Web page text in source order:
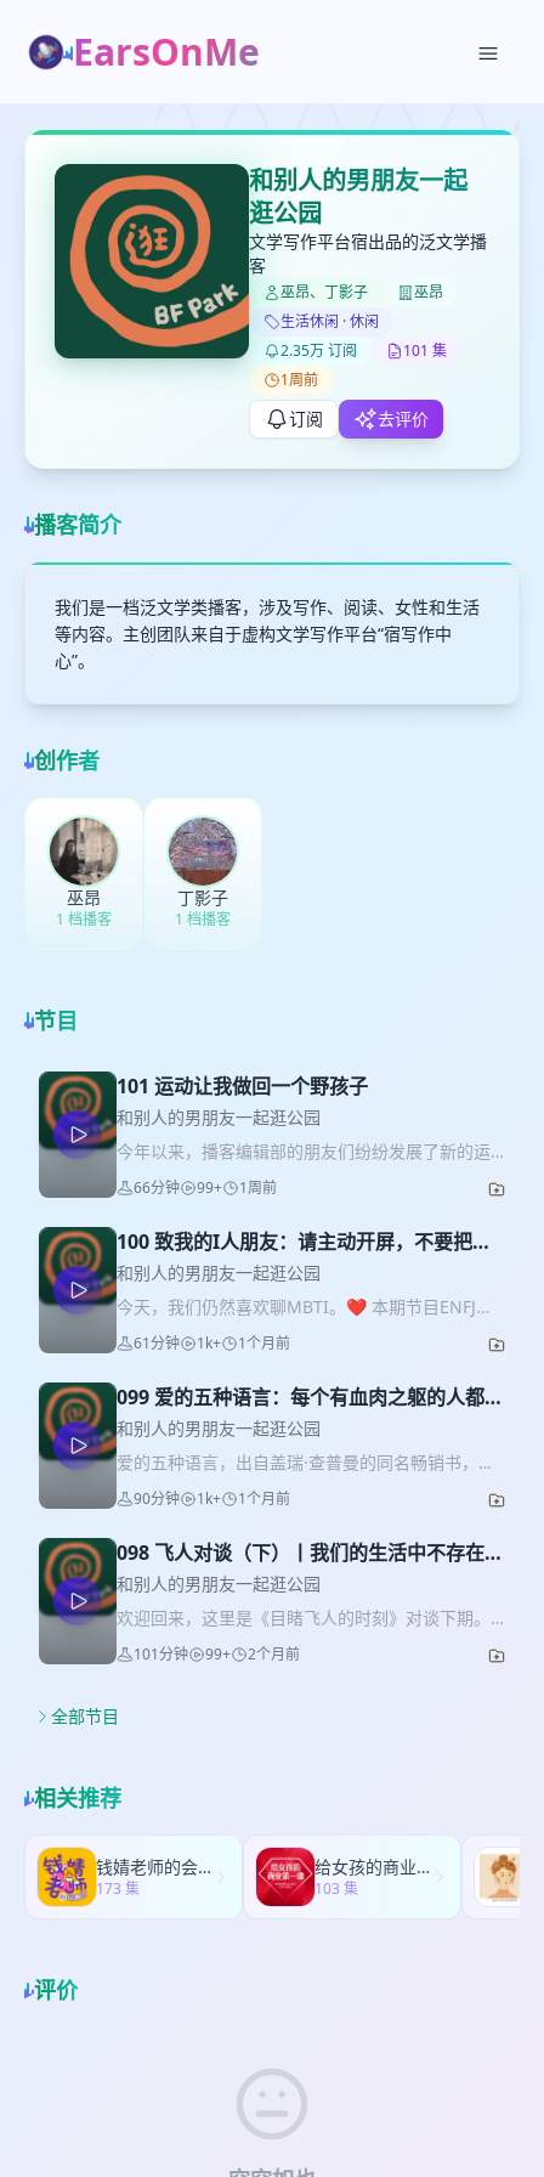
EarsOnMe
和别人的男朋友一起
逛公园
文学写作平台宿出品的泛文学播
客
巫昂、丁影子
巫昂
生活休闲 · 休闲
2.35万 订阅
101 集
1周前
订阅 去评价
播客简介
我们是一档泛文学类播客，涉及写作、阅读、女性和生活
等内容。主创团队来自于虚构文学写作平台“宿写作中
心”。
创作者
巫昂
1 档播客
丁影子
1 档播客
节目
101 运动让我做回一个野孩子
和别人的男朋友一起逛公园
今年以来，播客编辑部的朋友们纷纷发展了新的运
动项目。本期节目中，主播巫昂和林雀聊了聊彼此
近几个月来的运动情况：不断因为外界事务被打断
多年没有系统性运动过的林雀则开始了室内攀岩。
重新开始运动时，我们发现了很多相似之处。我们
都曾是传统的“静门选手”，对运动本身抱有恐惧，对
自己的身体能力存在误解。我们恢复了很久之前的
记忆：更小的时候，我们是很野的小女孩，四处奔
锁了新的社交关系和场所，缓解了紧张的肌肉和情
绪，改变了我们的饮食习惯、体态体型和精神状
态。运动成为生活的一个固定组成部分。 录制这期
节目时春天还没有到来，而现在已经是盛夏了。我
们的健身和攀岩各自进入了新的阶段。一年四季，
无论何时，请和我们一起运动起来吧~☆ 最后也奉上
一首歌，陪伴大家一起运动，是用老师的诗歌改编
的AI歌曲叫《纸飞机》：点击即可收听 【本期主播
及嘉宾】 巫昂：复合型人才，绝经不绝望的70后。
新浪微博&小红书@巫昂 林雀：阿月（改名版），
00:00:25 林雀：一个十四年不运动的adhder开始攀
00:39:25 身材变化、好好吃饭与自我照顾 00:51:13
能控制自己的身体时，好像也可以控制自己的生活
00:58:40 我们与病痛、精神危机和坏消息共存 【本
期提及的人物及作品】 周云蓬 《运动改造大脑》
《目睹飞人的时刻》 【本期制作团队】 后期剪辑：
阿君 文字：林雀 【关于“和别人的男朋友一起逛公
66分钟 99+ 1周前
100 致我的I人朋友：请主动开屏，不要把世
界都让给E人
和别人的男朋友一起逛公园
今天，我们仍然喜欢聊MBTI。❤ 本期节目ENFJ大
宝剑巫昂老师和INFP小蝴蝶林雀分别作为绿人组中
的E人和I人代表坐下来好好聊了一次天。我们发
然如此不同。E人倾向于更加广而浅的社交，和陌生
人轻易成为朋友像是他们与生俱来的天赋；而I人喜
欢少而深的关系，多次试探后小心地将对方划进自
己的友情区。 MBTI是一种更高效获得信息的方式：
通过四个维度、八个字母，我们迅速得到一个人的
仍然有这么多个性的、关于自己的事情可以说。E人
们轻轻碰一下自己遇见的每个人，获得巨大的样本
量和容错率；I人对认定的对象投入深沉热烈的情
感，也意味着主动放弃了更多的机会。当E人把一个
人列入重要的名单，TA会放弃外部的花花世界转而
对此人投入更多的精力与爱；而一个I人获得来自他
个世界，性格天差地别，但仍然互相喜欢。❤ 【本
70后。新浪微博&小红书@巫昂 林雀：阿月（改名
版），一个从紫变绿的100%I人朋友。 【收听目
录】 00:03:41 从紫到绿：T和J是更适合工作的人格
吗？ 00:08:58 I与E，ENFJ宝剑哥的侠义、理想与社
的天然small talk技能点差异 00:49:29 “我还要和别
人玩”vs“你是我很重要的朋友了” 00:56:43 更主动发
起交流的I人和期待被绑定的E人：请更加勇敢地触
61分钟 1k+ 1个月前
099 爱的五种语言：每个有血肉之躯的人都渴
望真情
和别人的男朋友一起逛公园
爱的五种语言，出自盖瑞·查普曼的同名畅销书，指
的是肯定的言词、精心的时刻、接受礼物、服务的
行动和身体接触五种表达爱的方式。 本期节目中，
现，相对同频的绿人组给出的爱语排序大不相同：
有人送礼苦手，有人却天赋异禀；有人擅长使用言
语表达肯定，有人却认为语言最具欺骗性。我们发
现爱语的排序会随着人生的不同阶段变化，曾经喜
欢拥抱的人如今会克制自己和人贴贴的冲动；我们
的是，我们仍然重视真诚的、满溢着对方心意的爱
中，我们不断学习、笨拙地表达，感知对方期望的
爱与自己所能给出的爱之间的缝隙。我们仍然不遗
余力地交付自己心里最好的东西：没有时间的我
们，持续的服务和陪伴就弥足珍贵；缺乏安全感的
见对方、也看见自己，彼此牵着的手或许是这洪流
中我们能保有的最后一点余温。 欢迎在评论区留下
您的爱语排序与我们积极互动，祝您收听愉快❤
【本期主播及嘉宾】 巫昂：复合型人才，绝经不绝
望的70后。新浪微博&小红书@巫昂 丁影子：前
90分钟 1k+ 1个月前
098 飞人对谈（下）丨我们的生活中不存在
“生活”二字
和别人的男朋友一起逛公园
欢迎回来，这里是《目睹飞人的时刻》对谈下期。
本期节目中，巫昂和李洁从《飞人》出版至今最广
受好评的篇目《战马希恩》出发，展开了对巫昂的
操作性的答案。写作是生活的第一要义，即使生活
本身兵荒马乱满目疮痍，依然要坚持每一天苦行式
地坐在书桌前写作。任何类型的创作都是少数人有
能耐从事的项目，一个作者要近乎主动地投身于一
种孤绝的、反人性的生活中，以一个工程师的标准
要求自己，一砖一瓦建造她的宇宙。而这种自我隔
说，AI时代阅读小说的意义和魅力又在哪里？ （由
于本期录制时间过长，过程中两位老师有部分口
误，如：《我的天才女友》中莉拉丢失的是女儿而
101分钟 99+ 2个月前
全部节目
相关推荐
钱婧老师的会客厅
173 集
给女孩的商业第一课
103 集
评价
打分
键盘下留人
删除确认
取消 确认删除
加入播单